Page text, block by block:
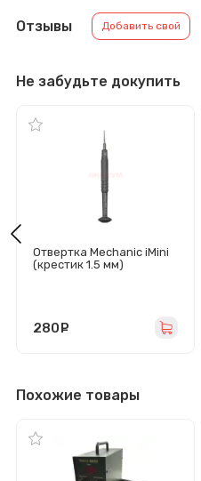
Отзывы Добавить свой
Не забудьте докупить
Отвертка Mechanic iMini
(крестик 1.5 мм)
280
Похожие товары